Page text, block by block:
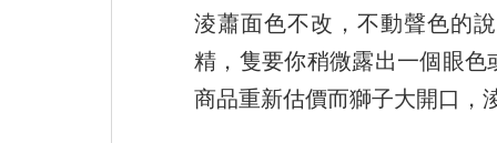
淩蕭面色不改，不動聲色的
精，隻要你稍微露出一個眼
商品重新估價而獅子大開口，